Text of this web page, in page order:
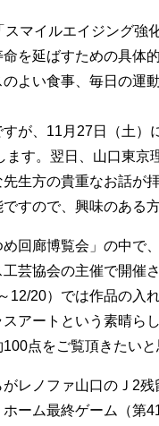
マイルエイジング強
命を延ばすための具体
よい食事、毎日の運
が、11月27日（土）
ます。翌日、山口東京
先生方の貴重なお話が
すので、興味のある
回廊博覧会」の中で
芸協会の主催で開催
12/20）では作品の入
スアートという素晴ら
点をご覧頂きたいと
レノファ山口のＪ2残
ホーム最終ゲーム（第